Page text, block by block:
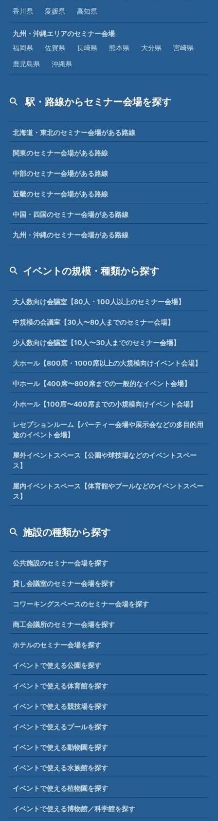
香川県
愛媛県 高知県
九州・沖縄エリアのセミナー会場
福岡県
佐賀県 長崎県 熊本県 大分県
宮崎県
鹿児島県
沖縄県
駅・路線からセミナー会場を探す
北海道・東北のセミナー会場がある路線
関東のセミナー会場がある路線
中部のセミナー会場がある路線
近畿のセミナー会場がある路線
中国・四国のセミナー会場がある路線
九州・沖縄のセミナー会場がある路線
イベントの規模・種類から探す
大人数向け会議室【80人・100人以上のセミナー会場】
中規模の会議室【30人〜80人までのセミナー会場】
少人数向け会議室【10人〜30人までのセミナー会場】
大ホール【800席・1000席以上の大規模向けイベント会場】
中ホール【400席〜800席までの一般的なイベント会場】
小ホール【100席〜400席までの小規模向けイベント会場】
レセプションルーム【パーティー会場や展示会などの多目的用
途のイベント会場】
屋外イベントスペース【公園や球技場などのイベントスペー
ス】
屋内イベントスペース【体育館やプールなどのイベントスペー
ス】
施設の種類から探す
公共施設のセミナー会場を探す
貸し会議室のセミナー会場を探す
コワーキングスペースのセミナー会場を探す
商工会議所のセミナー会場を探す
ホテルのセミナー会場を探す
イベントで使える公園を探す
イベントで使える体育館を探す
イベントで使える競技場を探す
イベントで使えるプールを探す
イベントで使える動物園を探す
イベントで使える水族館を探す
イベントで使える植物園を探す
イベントで使える博物館／科学館を探す